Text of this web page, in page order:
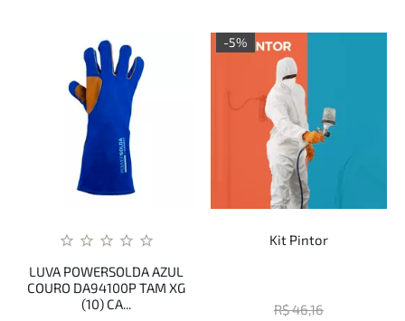
LUVA POWERSOLDA AZUL
COURO DA94100P TAM XG
(10) CA...
-5%
Kit Pintor
R$ 46,16